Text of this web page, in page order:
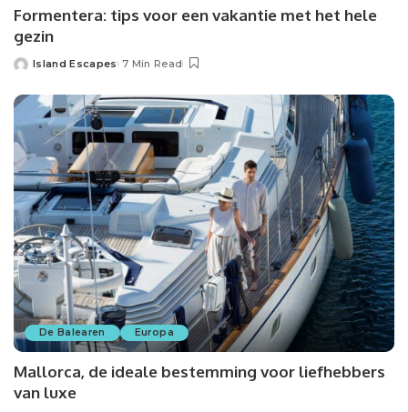
Formentera: tips voor een vakantie met het hele
gezin
Posted
Island Escapes 7 Min Read
De Balearen Europa
Mallorca, de ideale bestemming voor liefhebbers
van luxe